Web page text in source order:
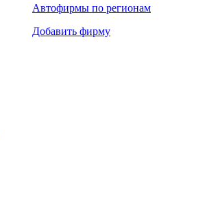
Автофирмы по регионам
Добавить фирму